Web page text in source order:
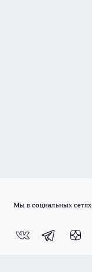
Мы в социальных сетях